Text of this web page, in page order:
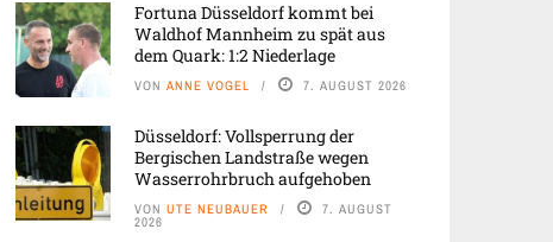
Fortuna Düsseldorf kommt bei
Waldhof Mannheim zu spät aus
dem Quark: 1:2 Niederlage
VON ANNE VOGEL 7. AUGUST 2026
Düsseldorf: Vollsperrung der
Bergischen Landstraße wegen
Wasserrohrbruch aufgehoben
VON UTE NEUBAUER 7. AUGUST
2026